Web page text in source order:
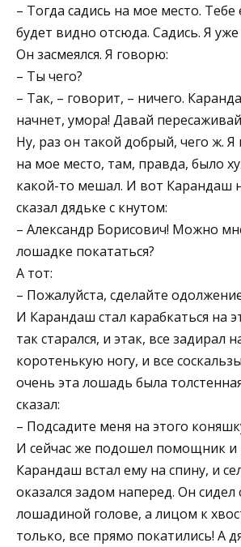
– Тогда садись на мое место.
будет видно отсюда. Садись. Я
Он засмеялся. Я говорю:
– Ты чего?
– Так, – говорит, – ничего.
начнет, умора! Давай
Ну, раз он такой добрый, чего ж. Я
на мое место, там, правда, было
какой-то мешал. И вот Карандаш
сказал дядьке с кнутом:
– Александр Борисович! Можно
лошадке покататься?
А тот:
– Пожалуйста, сделайте
И Карандаш стал карабкаться на
так старался, и этак, все задирал
коротенькую ногу, и все
очень эта лошадь была
сказал:
– Подсадите меня на этого
И сейчас же подошел помощник и
Карандаш встал ему на спину, и
оказался задом наперед. Он сидел
лошадиной голове, а лицом к
только, все прямо покатились! А